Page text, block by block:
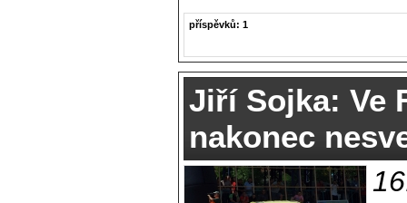
příspěvků: 1
Jiří Sojka: Ve
nakonec